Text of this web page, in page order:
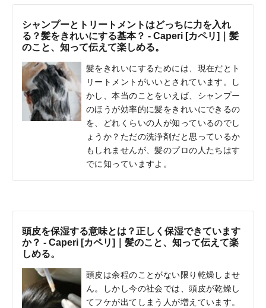
シャンプーとトリートメントはどっちに力を入れ
る？髪をきれいにする基本？ - Caperi [カペリ]｜髪
のこと、知って伝えて楽しめる。
髪をきれいにするためには、現在だとト
リートメントがいいとされています。し
かし、本当のことをいえば、シャンプー
のほうが効率的に髪をきれいにできるの
を、どれくらいの人が知っているのでし
ょうか？ただの洗浄剤だと思っているか
もしれませんが、髪のプロの人たちはす
でに知っていますよ。
頭皮を保湿する意味とは？正しく保湿できています
か？ - Caperi [カペリ]｜髪のこと、知って伝えて楽
しめる。
頭皮は余程のことがない限り乾燥しませ
ん。しかし今の社会では、頭皮が乾燥し
てフケが出てしまう人が増えています。